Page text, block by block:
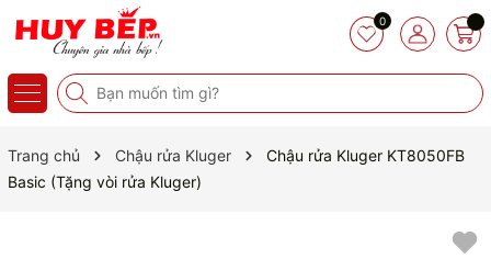
0
Trang chủ Chậu rửa Kluger
Chậu rửa Kluger KT8050FB
Basic (Tặng vòi rửa Kluger)